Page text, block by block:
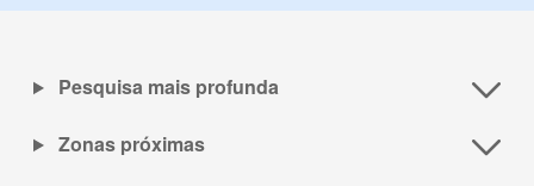
Pesquisa mais profunda
Zonas próximas